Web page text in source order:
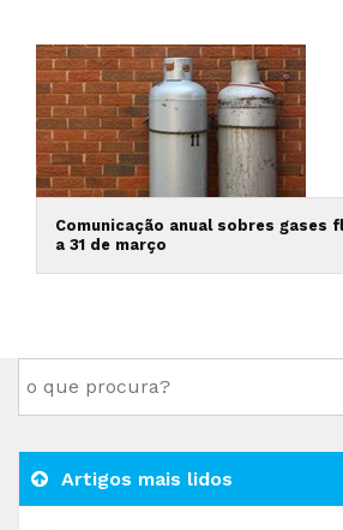
Comunicação anual sobres gases
a 31 de março
Artigos mais lidos